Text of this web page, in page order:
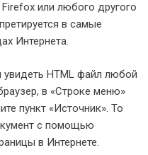
или любого другого
в самые
Интернета.
HTML файл любой
в «Строке меню»
пункт «Источник». То
с помощью
в Интернете.